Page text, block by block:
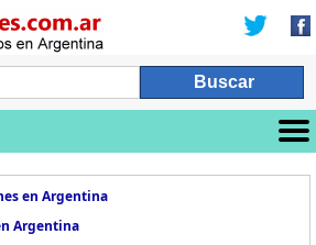
en Argentina
Argentina